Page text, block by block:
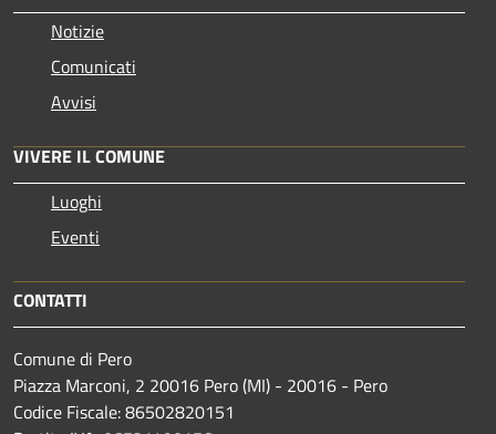
Notizie
Comunicati
Avvisi
VIVERE IL COMUNE
Luoghi
Eventi
CONTATTI
Comune di Pero
Piazza Marconi, 2 20016 Pero (MI) - 20016 - Pero
Codice Fiscale: 86502820151